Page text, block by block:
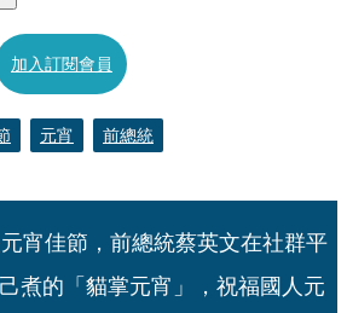
加入訂閱會員
元宵 前總統
宵佳節，前總統蔡英文在社群平
煮的「貓掌元宵」，祝福國人元